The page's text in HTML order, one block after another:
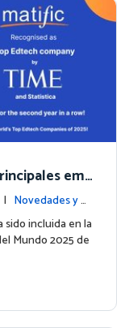
em
en 2025
| Novedades y e
incluida en la
Mundo 2025 de